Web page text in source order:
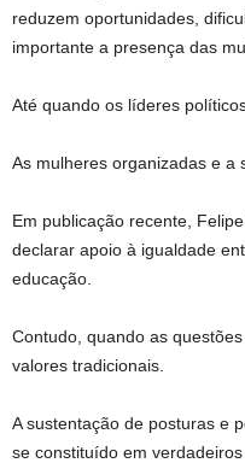
reduzem oportunidades,
importante a presença das
Até quando os líderes
As mulheres organizadas e a
Em publicação recente,
declarar apoio à igualdade
educação.
Contudo, quando as
valores tradicionais.
A sustentação de posturas e
se constituído em